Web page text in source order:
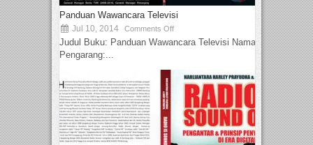
Panduan Wawancara Televisi
Jul 10, 2014 Comments Off
Judul Buku: Panduan Wawancara Televisi Nama
Pengarang:...